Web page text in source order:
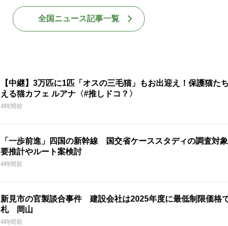
全国ニュース記事一覧
【中継】3万匹に1匹「オスの三毛猫」もお出迎え！保護猫た
える猫カフェ ルアナ〈#推しドコ？〉
4時間前
「一歩前進」四国の新幹線 国交省ケーススタディの調査対
要推計やルート案検討
4時間前
新見市の官製談合事件 建設会社は2025年度に最低制限価格
札 岡山
4時間前